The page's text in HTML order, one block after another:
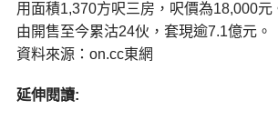
用面積1,370方呎三房，呎價為18,000元
由開售至今累沽24伙，套現逾7.1億元。
資料來源：on.cc東網
延伸閱讀: